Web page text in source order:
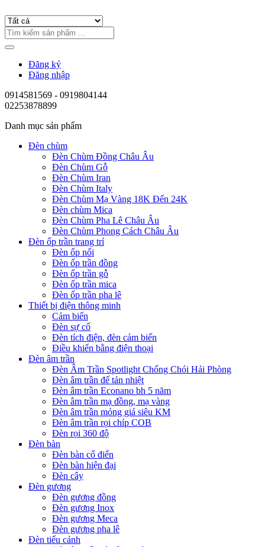
Đăng ký
Đăng nhập
0914581569 - 0919804144
02253878899
Danh mục sản phẩm
Đèn chùm
Đèn Chùm Đồng Châu Âu
Đèn Chùm Gỗ
Đèn Chùm Iran
Đèn Chùm Italy
Đèn Chùm Mạ Vàng 18K Đến 24K
Đèn chùm Mica
Đèn Chùm Pha Lê Châu Âu
Đèn Chùm Phong Cách Châu Âu
Đèn ốp trần trang trí
Đèn ốp nổi
Đèn ốp trần đồng
Đèn ốp trần gỗ
Đèn ốp trần mica
Đèn ốp trần pha lê
Thiết bị điện thông minh
Cảm biến
Đèn sự cố
Đèn tích điện, đèn cảm biến
Điều khiển bằng điện thoại
Đèn âm trần
Đèn Âm Trần Spotlight Chống Chói Hải Phòng
Đèn âm trần đế tản nhiệt
Đèn âm trần Econano bh 5 năm
Đèn âm trần mạ đồng, mạ vàng
Đèn âm trần mỏng giá siêu KM
Đèn âm trần rọi chíp COB
Đèn rọi 360 độ
Đèn bàn
Đèn bàn cổ điển
Đèn bàn hiện đại
Đèn cây
Đèn gương
Đèn gương đồng
Đèn gương Inox
Đèn gương Meca
Đèn gương pha lê
Đèn tiểu cảnh